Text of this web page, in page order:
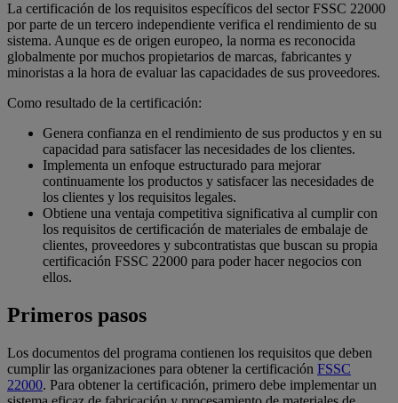
La certificación de los requisitos específicos del sector FSSC 22000
por parte de un tercero independiente verifica el rendimiento de su
sistema. Aunque es de origen europeo, la norma es reconocida
globalmente por muchos propietarios de marcas, fabricantes y
minoristas a la hora de evaluar las capacidades de sus proveedores.
Como resultado de la certificación:
Genera confianza en el rendimiento de sus productos y en su
capacidad para satisfacer las necesidades de los clientes.
Implementa un enfoque estructurado para mejorar
continuamente los productos y satisfacer las necesidades de
los clientes y los requisitos legales.
Obtiene una ventaja competitiva significativa al cumplir con
los requisitos de certificación de materiales de embalaje de
clientes, proveedores y subcontratistas que buscan su propia
certificación FSSC 22000 para poder hacer negocios con
ellos.
Primeros pasos
Los documentos del programa contienen los requisitos que deben
cumplir las organizaciones para obtener la certificación FSSC
22000. Para obtener la certificación, primero debe implementar un